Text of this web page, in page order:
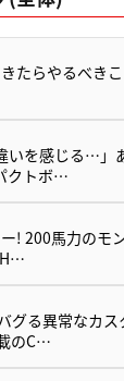
たらやるべき
いを感じる…」
クトボ…
! 200馬力のモ
H…
グる異常なカス
のC…